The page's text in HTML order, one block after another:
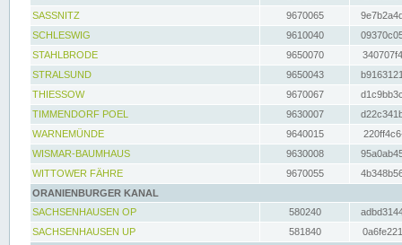
SASSNITZ
9670065
SCHLESWIG
9610040
STAHLBRODE
9650070
STRALSUND
9650043
THIESSOW
9670067
TIMMENDORF POEL
9630007
WARNEMÜNDE
9640015
WISMAR-BAUMHAUS
9630008
WITTOWER FÄHRE
9670055
ORANIENBURGER KANAL
SACHSENHAUSEN OP
580240
SACHSENHAUSEN UP
581840